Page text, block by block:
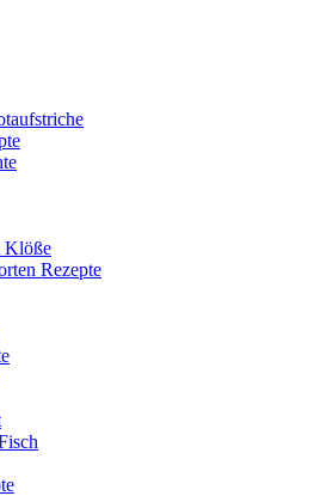
Klöße
Rezepte